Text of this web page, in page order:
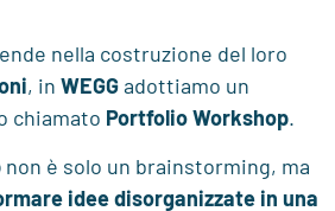
nella costruzione del loro
, in WEGGadottiamo un
chiamato Portfolio Workshop.
non è solo un brainstorming, ma
idee disorganizzate in una